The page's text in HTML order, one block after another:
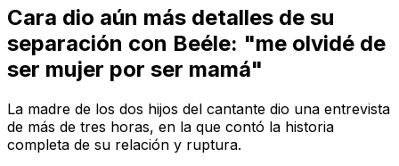
Cara dio aún más detalles de su
separación con Beéle: "me olvidé de
ser mujer por ser mamá"
La madre de los dos hijos del cantante dio una entrevista
de más de tres horas, en la que contó la historia
completa de su relación y ruptura.